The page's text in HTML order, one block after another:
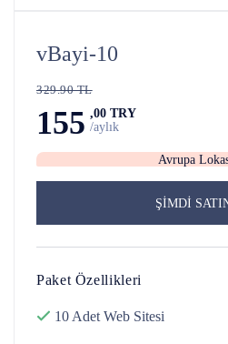
vBayi-10
329.90 TL
155 ,00 TRY
/aylık
Avrupa
ŞİMDİ
Paket Özellikleri
10 Adet Web Sitesi